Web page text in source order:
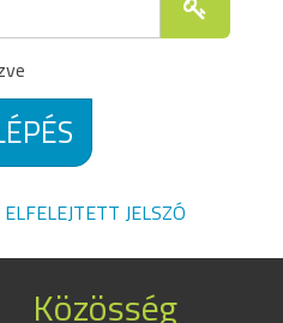
ELFELEJTETT JELSZÓ
Közösség